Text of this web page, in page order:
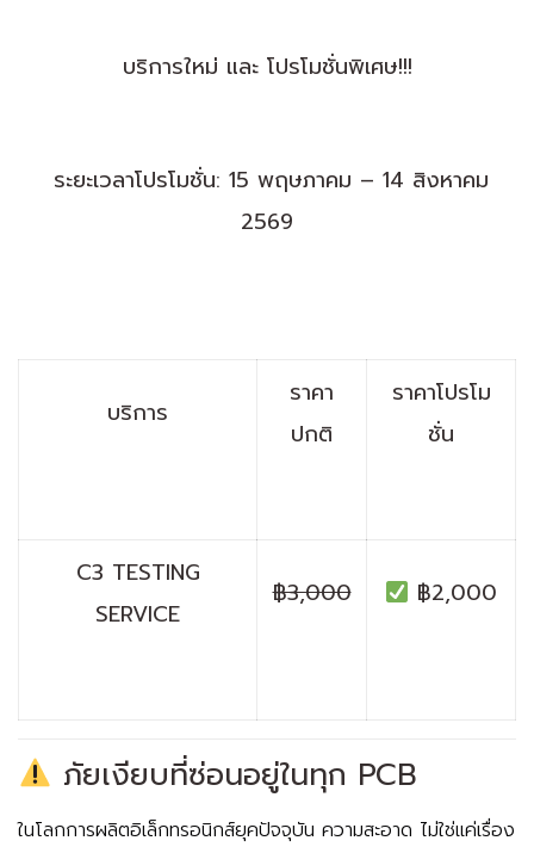
บริการใหม่ และ โปรโมชั่นพิเศษ!!!
ระยะเวลาโปรโมชั่น: 15 พฤษภาคม – 14 สิงหาคม
2569
บริการ
ราคา
ปกติ
ราคาโปรโม
ชั่น
C3 TESTING
SERVICE
฿3,000 ฿2,000
ภัยเงียบที่ซ่อนอยู่ในทุก PCB
ในโลกการผลิตอิเล็กทรอนิกส์ยุคปัจจุบัน ความสะอาด ไม่ใช่แค่เรื่อง